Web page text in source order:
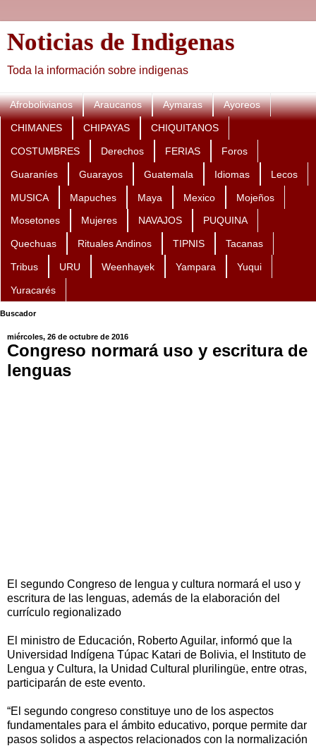
Noticias de Indigenas
Toda la información sobre indigenas
Afrobolivianos Araucanos Aymaras Ayoreos
CHIMANES CHIPAYAS CHIQUITANOS
COSTUMBRES Derechos FERIAS Foros
Guaraníes Guarayos Guatemala Idiomas Lecos
MUSICA Mapuches Maya Mexico Mojeños
Mosetones Mujeres NAVAJOS PUQUINA
Quechuas Rituales Andinos TIPNIS Tacanas
Tribus URU Weenhayek Yampara Yuqui
Yuracarés
Buscador
miércoles, 26 de octubre de 2016
Congreso normará uso y escritura de
lenguas
El segundo Congreso de lengua y cultura normará el uso y
escritura de las lenguas, además de la elaboración del
currículo regionalizado
El ministro de Educación, Roberto Aguilar, informó que la
Universidad Indígena Túpac Katari de Bolivia, el Instituto de
Lengua y Cultura, la Unidad Cultural plurilingüe, entre otras,
participarán de este evento.
“El segundo congreso constituye uno de los aspectos
fundamentales para el ámbito educativo, porque permite dar
pasos solidos a aspectos relacionados con la normalización